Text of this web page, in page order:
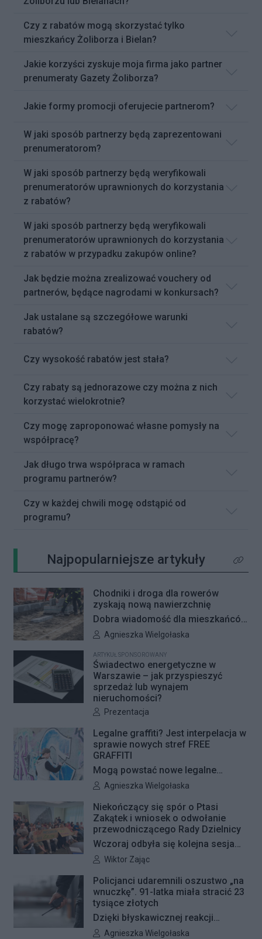
Czy z rabatów mogą skorzystać tylko
mieszkańcy Żoliborza i Bielan?
Jakie korzyści zyskuje moja firma jako partner
prenumeraty Gazety Żoliborza?
Jakie formy promocji oferujecie partnerom?
W jaki sposób partnerzy będą zaprezentowani
prenumeratorom?
W jaki sposób partnerzy będą weryfikowali
prenumeratorów uprawnionych do korzystania
z rabatów?
W jaki sposób partnerzy będą weryfikowali
prenumeratorów uprawnionych do korzystania
z rabatów w przypadku zakupów online?
Jak będzie można zrealizować vouchery od
partnerów, będące nagrodami w konkursach?
Jak ustalane są szczegółowe warunki
rabatów?
Czy wysokość rabatów jest stała?
Czy rabaty są jednorazowe czy można z nich
korzystać wielokrotnie?
Czy mogę zaproponować własne pomysły na
współpracę?
Jak długo trwa współpraca w ramach
programu partnerów?
Czy w każdej chwili mogę odstąpić od
programu?
Najpopularniejsze artykuły Kliknij
Chodniki i droga dla rowerów
zyskają nową nawierzchnię
Dobra wiadomość dla mieszkańców
Woli i Żoliborza. Zarząd Dróg
remonty infrastruktury dla pieszych
i rowerzystów. Oferty w
przetargach zostały już otwarte, a
jeśli wszystko przebiegnie zgodnie
z planem, nowe nawierzchnie
pojawią się jeszcze w tym roku.
Autor artykułu:
Agnieszka Wielgołaska
ARTYKUŁ SPONSOROWANY
Świadectwo energetyczne w
Warszawie – jak przyspieszyć
sprzedaż lub wynajem
nieruchomości?
Autor artykułu:
Prezentacja
Legalne graffiti? Jest interpelacja w
sprawie nowych stref FREE
GRAFFITI
Mogą powstać nowe legalne
miejsca do wykonywania graffiti.
interpelację, w której proponuje
wyznaczenie kolejnych stref FREE
GRAFFITI we współpracy z
Zarządem Dróg Miejskich.
Autor artykułu:
Agnieszka Wielgołaska
Niekończący się spór o Ptasi
Zakątek i wniosek o odwołanie
przewodniczącego Rady Dzielnicy
Wczoraj odbyła się kolejna sesja
poświęcona procedowaniu
Rady Dzielnicy Żoliborz w sprawie
zaniechania budowy zespołu
przedszkolno-żłobkowego przy ul.
Ficowskiego. Po blisko pięciu
Autor artykułu:
Wiktor Zając
Policjanci udaremnili oszustwo „na
wnuczkę”. 91-latka miała stracić 23
tysiące złotych
Dzięki błyskawicznej reakcji
kryminalnych 91-letnia mieszkanka
Autor artykułu:
Agnieszka Wielgołaska